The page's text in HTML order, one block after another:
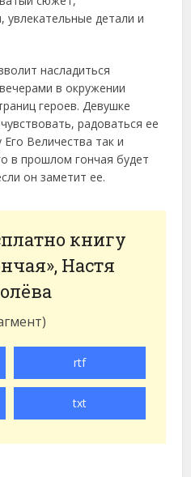
увлекательные детали и
насладиться
в окружении
героев. Девушке
радоваться ее
Величества так и
в прошлом гончая будет
он заметит ее.
книгу
Настя
rtf
txt